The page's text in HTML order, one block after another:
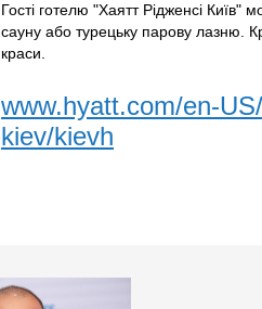
Гості готелю "Хаятт Рідженсі Київ"
сауну або турецьку парову лазню.
краси.
www.hyatt.com/en-
kiev/kievh